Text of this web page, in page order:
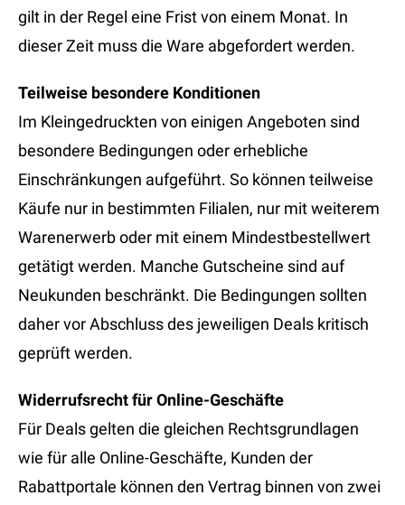
gilt in der Regel eine Frist von einem Monat. In
dieser Zeit muss die Ware abgefordert werden.
Teilweise besondere Konditionen
Im Kleingedruckten von einigen Angeboten sind
besondere Bedingungen oder erhebliche
Einschränkungen aufgeführt. So können teilweise
Käufe nur in bestimmten Filialen, nur mit weiterem
Warenerwerb oder mit einem Mindestbestellwert
getätigt werden. Manche Gutscheine sind auf
Neukunden beschränkt. Die Bedingungen sollten
daher vor Abschluss des jeweiligen Deals kritisch
geprüft werden.
Widerrufsrecht für Online-Geschäfte
Für Deals gelten die gleichen Rechtsgrundlagen
wie für alle Online-Geschäfte, Kunden der
Rabattportale können den Vertrag binnen von zwei